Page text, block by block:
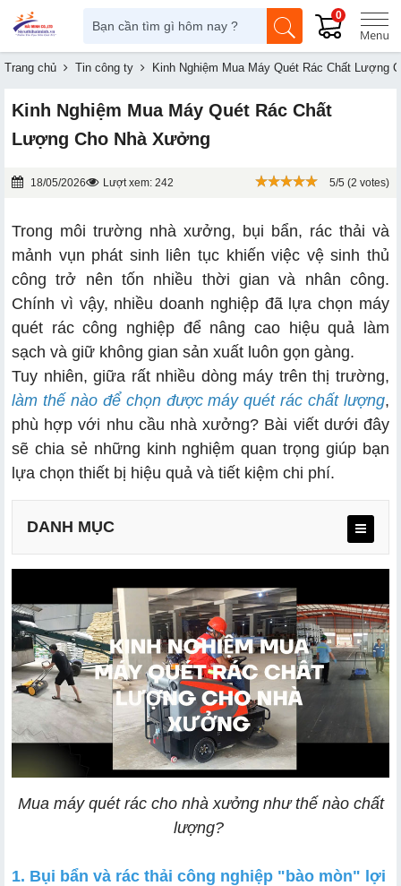
0
Trang chủ Tin công ty Kinh Nghiệm Mua Máy Quét Rác Chất Lượng
Kinh Nghiệm Mua Máy Quét Rác Chất
Lượng Cho Nhà Xưởng
18/05/2026 Lượt xem: 242 5/5 (2 votes)
Trong môi trường nhà xưởng, bụi bẩn, rác thải và
mảnh vụn phát sinh liên tục khiến việc vệ sinh thủ
công trở nên tốn nhiều thời gian và nhân công.
Chính vì vậy, nhiều doanh nghiệp đã lựa chọn máy
quét rác công nghiệp để nâng cao hiệu quả làm
sạch và giữ không gian sản xuất luôn gọn gàng.
Tuy nhiên, giữa rất nhiều dòng máy trên thị trường,
làm thế nào để chọn được máy quét rác chất lượng,
phù hợp với nhu cầu nhà xưởng? Bài viết dưới đây
sẽ chia sẻ những kinh nghiệm quan trọng giúp bạn
lựa chọn thiết bị hiệu quả và tiết kiệm chi phí.
DANH MỤC
2.1. Giải pháp cho nhà xưởng nhỏ và kho hàng (Dưới
1000m²)
2.2. Giải pháp cho nhà xưởng lớn và khu công nghiệp
(Trên 1000m²)
3.1. Bề rộng chổi quét và năng suất làm việc
3.2. Lựa chọn loại động cơ: Điện/Ắc quy hay Xăng?
3.3. Hệ thống lọc bụi và xử lý bụi mịn
Mua máy quét rác cho nhà xưởng như thế nào chất
lượng?
1. Bụi bẩn và rác thải công nghiệp "bào mòn" lợi